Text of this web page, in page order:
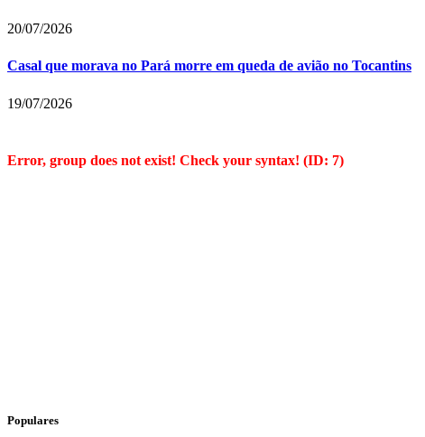
20/07/2026
Casal que morava no Pará morre em queda de avião no Tocantins
19/07/2026
Error, group does not exist! Check your syntax! (ID: 7)
Populares